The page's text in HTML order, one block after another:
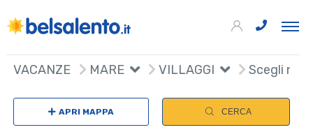
VACANZE MARE VILLAGGI Scegli
APRI MAPPA CERCA
+